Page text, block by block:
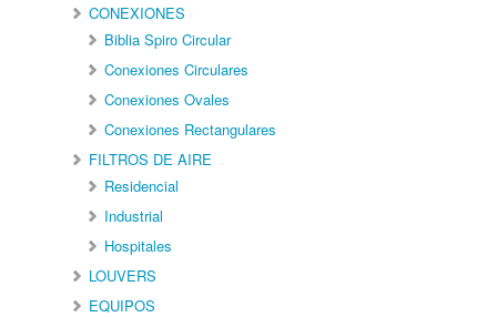
CONEXIONES
Biblia Spiro Circular
Conexiones Circulares
Conexiones Ovales
Conexiones Rectangulares
FILTROS DE AIRE
Residencial
Industrial
Hospitales
LOUVERS
EQUIPOS